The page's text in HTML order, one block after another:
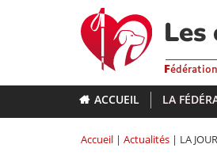
Fédération
ACCUEIL LA
Accueil | Actualités | LA